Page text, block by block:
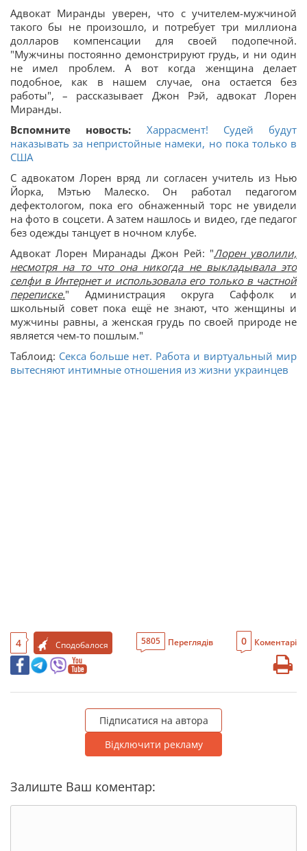
Адвокат Миранды уверен, что с учителем-мужчиной
такого бы не произошло, и потребует три миллиона
долларов компенсации для своей подопечной.
"Мужчины постоянно демонстрируют грудь, и ни один
не имел проблем. А вот когда женщина делает
подобное, как в нашем случае, она остается без
работы", – рассказывает Джон Рэй, адвокат Лорен
Миранды.
Вспомните новость:
Харрасмент! Судей будут
наказывать за непристойные намеки, но пока только в
США
С адвокатом Лорен вряд ли согласен учитель из Нью
Йорка, Мэтью Малеско. Он работал педагогом
дефектологом, пока его обнаженный торс не увидели
на фото в соцсети. А затем нашлось и видео, где педагог
без одежды танцует в ночном клубе.
Адвокат Лорен Миранады Джон Рей: "Лорен уволили,
несмотря на то что она никогда не выкладывала это
селфи в Интернет и использовала его только в частной
переписке." Администрация округа Саффолк и
школьный совет пока ещё не знают, что женщины и
мужчины равны, а женская грудь по своей природе не
является чем-то пошлым."
Таблоид: Секса больше нет. Работа и виртуальный мир
вытесняют интимные отношения из жизни украинцев
4 Сподобалося 5805 Переглядів 0 Коментарі
Підписатися на автора
Відключити рекламу
Залиште Ваш коментар: